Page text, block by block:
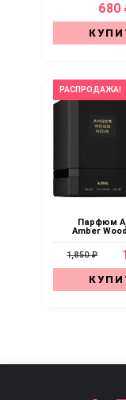
680
РАСПРОДАЖА!
Парфюм
Amber
1,850 ₽